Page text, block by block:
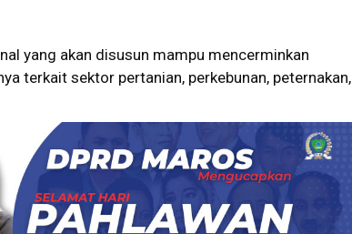
yang akan disusun mampu mencerminkan
terkait sektor pertanian, perkebunan, peternakan,